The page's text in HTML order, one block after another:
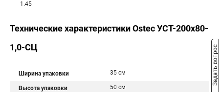
1.45
Технические характеристики Ostec УСТ-200х80-
1,0-СЦ
Ширина упаковки 35 см
Высота упаковки 50 см Задать вопрос